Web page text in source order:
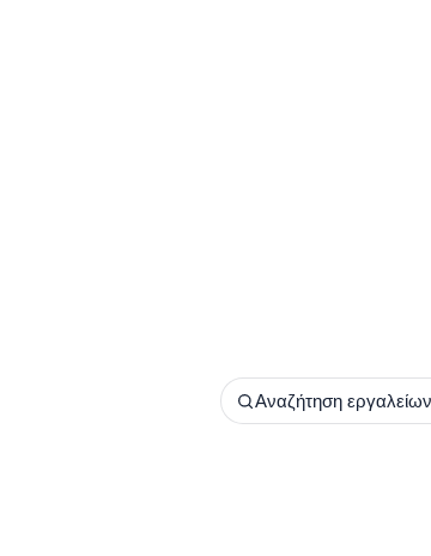
Αναζήτηση εργαλείων